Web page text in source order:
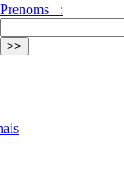
Prenoms :